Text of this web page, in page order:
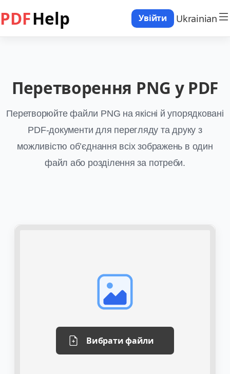
PDFHelp Увійти Ukrainian
Перетворення PNG у PDF
Перетворюйте файли PNG на якісні й упорядковані
PDF-документи для перегляду та друку з
можливістю об’єднання всіх зображень в один
файл або розділення за потреби.
Вибрати файли